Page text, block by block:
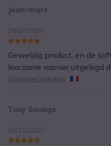
Jean-marc
29/07/2025
Geweldig product, en de
leerzame manier uitgelegd
Origineel bekijken
Tony Savage
06/11/2022